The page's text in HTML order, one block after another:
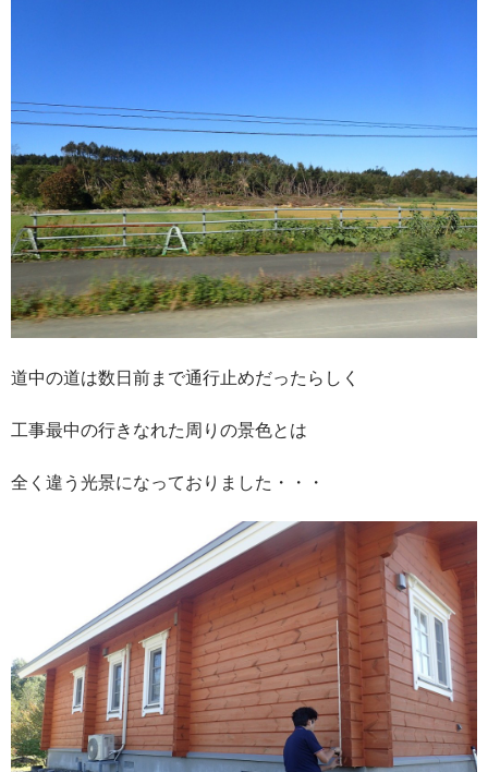
道中の道は数日前まで通行止めだったらしく
工事最中の行きなれた周りの景色とは
全く違う光景になっておりました・・・